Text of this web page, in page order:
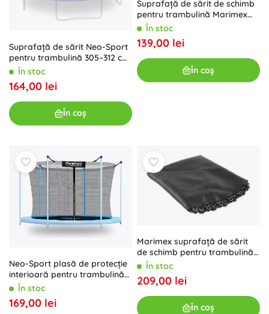
Suprafață de sărit Neo-Sport
pentru trambulină 305–312 cm
10 ft, 54 arcuri
În stoc
164,00 lei
În coș
Suprafață de sărit de schimb
pentru trambulină Marimex
244 cm (48 arcuri, diametru
În stoc
139,00 lei
În coș
Neo-Sport plasă de protecție
interioară pentru trambulină
305–312 cm (10 ft) pentru 6
În stoc
169,00 lei
Marimex suprafață de sărit
de schimb pentru trambulină
Premium in-ground 305 (60
În stoc
209,00 lei
În coș